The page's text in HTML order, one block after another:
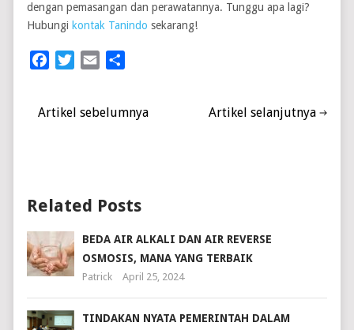
dengan pemasangan dan perawatannya. Tunggu apa lagi?
Hubungi kontak Tanindo sekarang!
FacebookTwitterEmail
Artikel sebelumnya Artikel selanjutnya
Related Posts
BEDA AIR ALKALI DAN AIR REVERSE
OSMOSIS, MANA YANG TERBAIK
Patrick April 25, 2024
TINDAKAN NYATA PEMERINTAH DALAM